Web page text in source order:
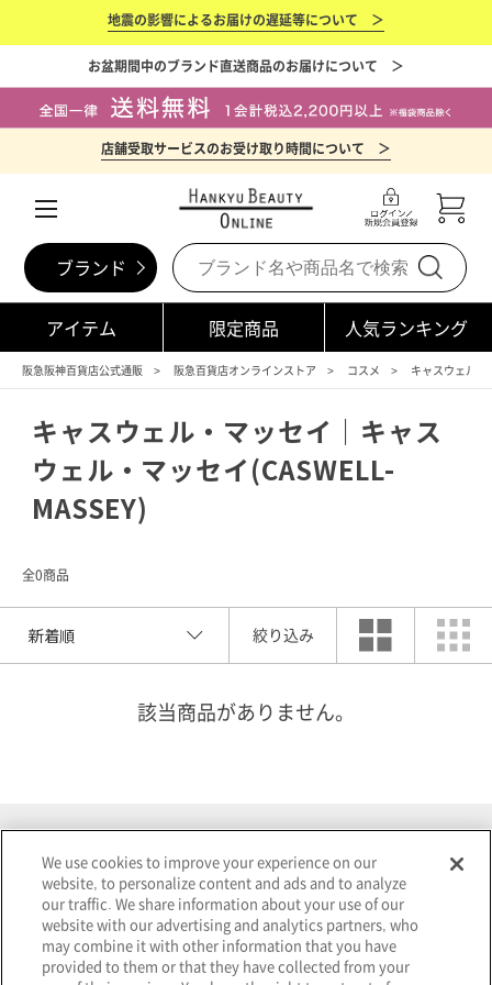
地震の影響によるお届けの遅延等について ＞
お盆期間中のブランド直送商品のお届けについて ＞
店舗受取サービスのお受け取り時間について ＞
ブランド
アイテム 限定商品 人気ランキング
阪急阪神百貨店公式通販 阪急百貨店オンラインストア コスメ キャスウェル・
キャスウェル・マッセイ｜キャス
ウェル・マッセイ(CASWELL-
MASSEY)
全0商品
絞り込み
該当商品がありません。
選択を解除する
We use cookies to improve your experience on our
website, to personalize content and ads and to analyze
our traffic. We share information about your use of our
website with our advertising and analytics partners, who
may combine it with other information that you have
provided to them or that they have collected from your